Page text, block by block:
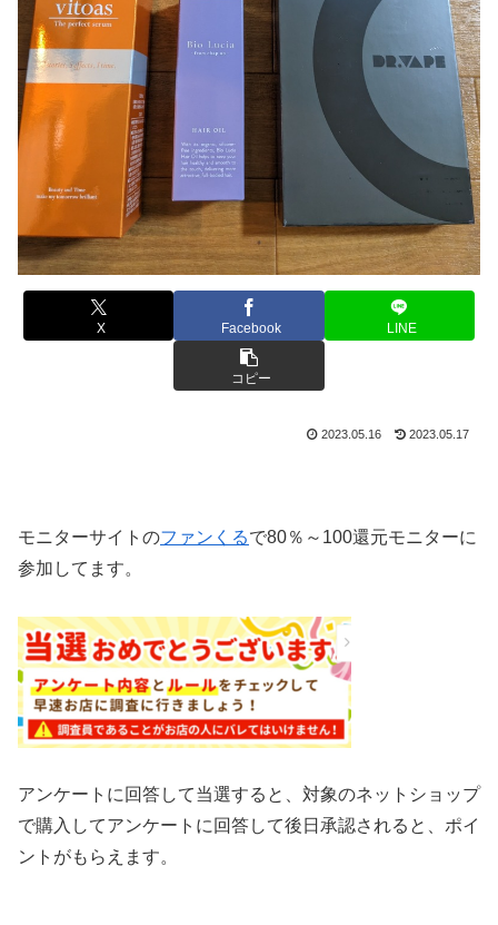
X Facebook LINE
コピー
2023.05.16 2023.05.17
モニターサイトのファンくるで80％～100還元モニターに
参加してます。
アンケートに回答して当選すると、対象のネットショップ
で購入してアンケートに回答して後日承認されると、ポイ
ントがもらえます。